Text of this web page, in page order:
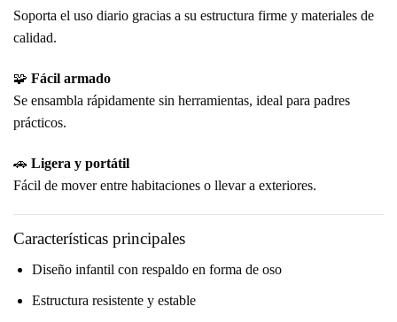
Soporta el uso diario gracias a su estructura firme y materiales de
calidad.
🧩 Fácil armado
Se ensambla rápidamente sin herramientas, ideal para padres
prácticos.
🚗 Ligera y portátil
Fácil de mover entre habitaciones o llevar a exteriores.
Características principales
Diseño infantil con respaldo en forma de oso
Estructura resistente y estable